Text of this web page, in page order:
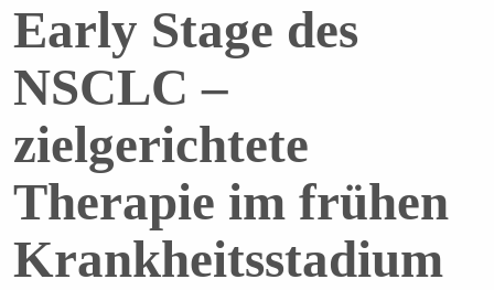
Early Stage des
NSCLC –
zielgerichtete
Therapie im frühen
Krankheitsstadium